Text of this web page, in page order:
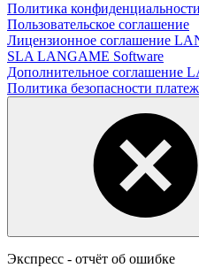
Политика конфиденциальности
Пользовательское соглашение
Лицензионное соглашение
SLA LANGAME Software
Дополнительное соглашение
Политика безопасности
Экспресс - отчёт об ошибке